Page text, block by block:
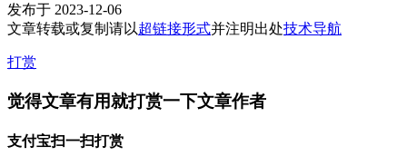
发布于 2023-12-06
文章转载或复制请以超链接形式并注明出处技术导航
打赏
觉得文章有用就打赏一下文章作者
支付宝扫一扫打赏